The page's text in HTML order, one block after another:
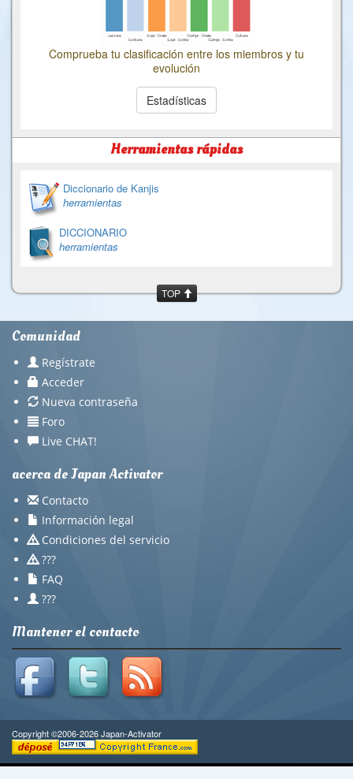
Comprueba tu clasificación entre los miembros y tu
evolución
Estadísticas
Herramientas rápidas
Diccionario de Kanjis
herramientas
DICCIONARIO
herramientas
TOP
Comunidad
Regístrate
Acceder
Nueva contraseña
Foro
Live CHAT!
acerca de Japan Activator
Contacto
Información legal
Condiciones del servicio
???
FAQ
???
Mantener el contacto
Copyright ©2006-2026 Japan-Activator